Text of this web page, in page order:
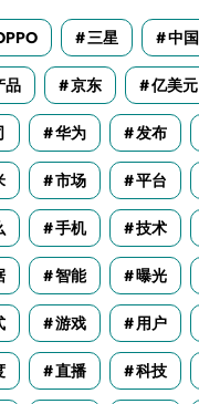
三星 中国
品 京东 亿美元
华为 发布
市场 平台
手机 技术
智能 曝光
游戏 用户
直播 科技